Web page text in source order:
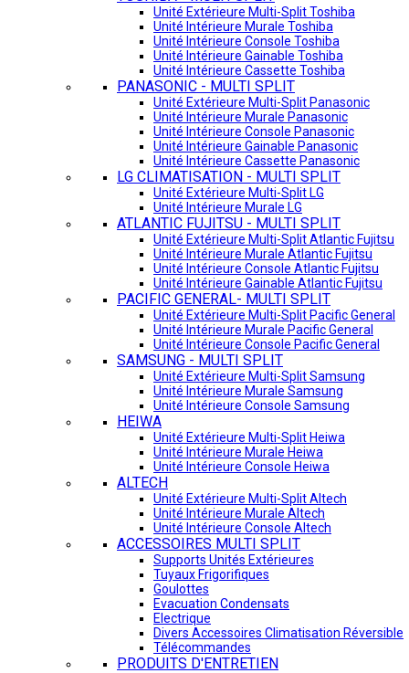
Unité Extérieure Multi-Split Toshiba
Unité Intérieure Murale Toshiba
Unité Intérieure Console Toshiba
Unité Intérieure Gainable Toshiba
Unité Intérieure Cassette Toshiba
PANASONIC - MULTI SPLIT
Unité Extérieure Multi-Split Panasonic
Unité Intérieure Murale Panasonic
Unité Intérieure Console Panasonic
Unité Intérieure Gainable Panasonic
Unité Intérieure Cassette Panasonic
LG CLIMATISATION - MULTI SPLIT
Unité Extérieure Multi-Split LG
Unité Intérieure Murale LG
ATLANTIC FUJITSU - MULTI SPLIT
Unité Extérieure Multi-Split Atlantic Fujitsu
Unité Intérieure Murale Atlantic Fujitsu
Unité Intérieure Console Atlantic Fujitsu
Unité Intérieure Gainable Atlantic Fujitsu
PACIFIC GENERAL- MULTI SPLIT
Unité Extérieure Multi-Split Pacific General
Unité Intérieure Murale Pacific General
Unité Intérieure Console Pacific General
SAMSUNG - MULTI SPLIT
Unité Extérieure Multi-Split Samsung
Unité Intérieure Murale Samsung
Unité Intérieure Console Samsung
HEIWA
Unité Extérieure Multi-Split Heiwa
Unité Intérieure Murale Heiwa
Unité Intérieure Console Heiwa
ALTECH
Unité Extérieure Multi-Split Altech
Unité Intérieure Murale Altech
Unité Intérieure Console Altech
ACCESSOIRES MULTI SPLIT
Supports Unités Extérieures
Tuyaux Frigorifiques
Goulottes
Evacuation Condensats
Electrique
Divers Accessoires Climatisation Réversible
Télécommandes
PRODUITS D'ENTRETIEN